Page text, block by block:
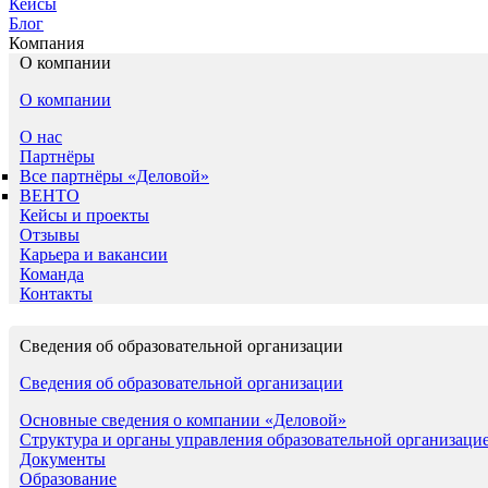
Кейсы
Блог
Компания
О компании
О компании
О нас
Партнёры
Все партнёры «Деловой»
ВЕНТО
Кейсы и проекты
Отзывы
Карьера и вакансии
Команда
Контакты
Сведения об образовательной организации
Сведения об образовательной организации
Основные сведения о компании «Деловой»
Структура и органы управления образовательной
Документы
Образование